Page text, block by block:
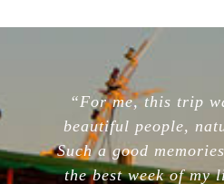
“For me, this trip
beautiful people,
Such a good memories.
the best week of my